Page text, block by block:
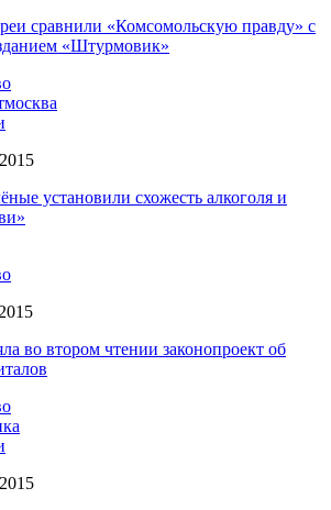
сравнили «Комсомольскую правду» с
«Штурмовик»
установили схожесть алкоголя и
во втором чтении законопроект об